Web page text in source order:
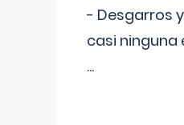
- Desgarros
casi
...